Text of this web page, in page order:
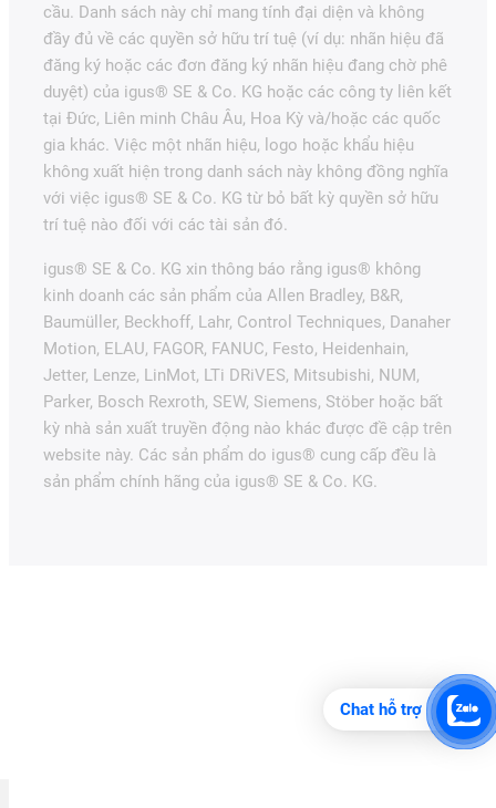
cầu. Danh sách này chỉ mang tính đại diện và không
đầy đủ về các quyền sở hữu trí tuệ (ví dụ: nhãn hiệu đã
đăng ký hoặc các đơn đăng ký nhãn hiệu đang chờ phê
duyệt) của igus® SE & Co. KG hoặc các công ty liên kết
tại Đức, Liên minh Châu Âu, Hoa Kỳ và/hoặc các quốc
gia khác. Việc một nhãn hiệu, logo hoặc khẩu hiệu
không xuất hiện trong danh sách này không đồng nghĩa
với việc igus® SE & Co. KG từ bỏ bất kỳ quyền sở hữu
trí tuệ nào đối với các tài sản đó.
igus® SE & Co. KG xin thông báo rằng igus® không
kinh doanh các sản phẩm của Allen Bradley, B&R,
Baumüller, Beckhoff, Lahr, Control Techniques, Danaher
Motion, ELAU, FAGOR, FANUC, Festo, Heidenhain,
Jetter, Lenze, LinMot, LTi DRiVES, Mitsubishi, NUM,
Parker, Bosch Rexroth, SEW, Siemens, Stöber hoặc bất
kỳ nhà sản xuất truyền động nào khác được đề cập trên
website này. Các sản phẩm do igus® cung cấp đều là
sản phẩm chính hãng của igus® SE & Co. KG.
Chat hỗ trợ